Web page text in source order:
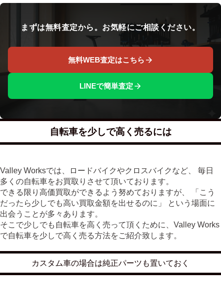
まずは無料査定から。お気軽にご相談ください。
無料WEB査定はこちら
LINEで簡単査定
自転車を少しで高く売るには
Valley Worksでは、ロードバイクやクロスバイクなど、 毎日
多くの自転車をお買取りさせて頂いております。
できる限り高価買取ができるよう努めておりますが、 「こう
だったら少しでも高い買取金額を出せるのに」 という場面に
出会うことが多々あります。
そこで少しでも自転車を高く売って頂くために、Valley Works
で自転車を少しで高く売る方法をご紹介致します。
カスタム車の場合は純正パーツも置いておく